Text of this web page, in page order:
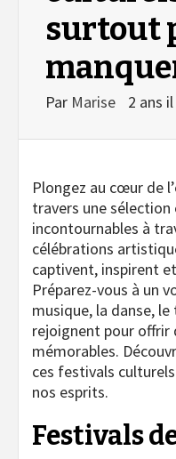
surtout
Par Marise 2 ans
Plongez au cœur de
travers une
incontournables à
célébrations
captivent, inspirent
Préparez-vous à un
musique, la danse,
rejoignent pour offrir
mémorables.
ces festivals
nos esprits.
Festivals